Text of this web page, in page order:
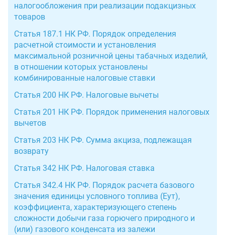
налогообложения при реализации подакцизных
товаров
Статья 187.1 НК РФ. Порядок определения
расчетной стоимости и установления
максимальной розничной цены табачных изделий,
в отношении которых установлены
комбинированные налоговые ставки
Статья 200 НК РФ. Налоговые вычеты
Статья 201 НК РФ. Порядок применения налоговых
вычетов
Статья 203 НК РФ. Сумма акциза, подлежащая
возврату
Статья 342 НК РФ. Налоговая ставка
Статья 342.4 НК РФ. Порядок расчета базового
значения единицы условного топлива (Еут),
коэффициента, характеризующего степень
сложности добычи газа горючего природного и
(или) газового конденсата из залежи